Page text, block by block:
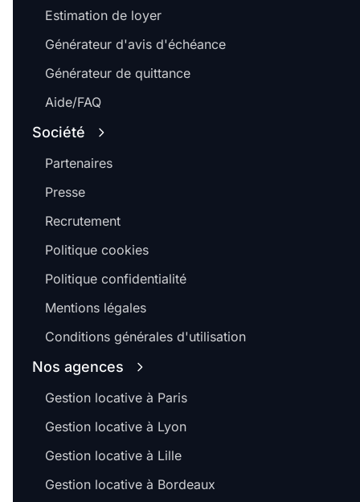
Estimation de loyer
Générateur d'avis d'échéance
Générateur de quittance
Aide/FAQ
Société
Partenaires
Presse
Recrutement
Politique cookies
Politique confidentialité
Mentions légales
Conditions générales d'utilisation
Nos agences
Gestion locative à Paris
Gestion locative à Lyon
Gestion locative à Lille
Gestion locative à Bordeaux